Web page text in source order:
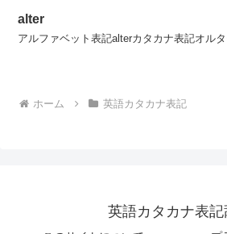
alter
アルファベット表記alterカタカナ表記オル
ホーム 英語カタカナ表記
英語カタカナ表記